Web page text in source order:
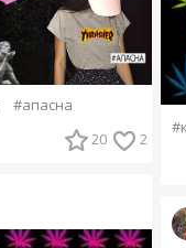
#апасна
20 2